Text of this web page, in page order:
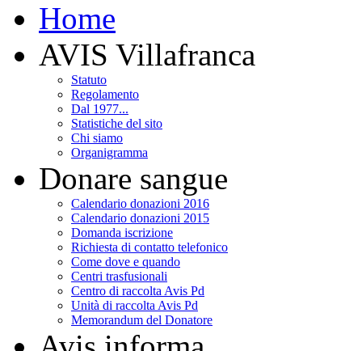
Home
AVIS Villafranca
Statuto
Regolamento
Dal 1977...
Statistiche del sito
Chi siamo
Organigramma
Donare sangue
Calendario donazioni 2016
Calendario donazioni 2015
Domanda iscrizione
Richiesta di contatto telefonico
Come dove e quando
Centri trasfusionali
Centro di raccolta Avis Pd
Unità di raccolta Avis Pd
Memorandum del Donatore